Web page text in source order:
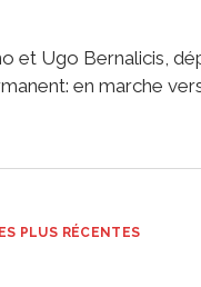
et Ugo Bernalicis,
en marche
PLUS RÉCENTES